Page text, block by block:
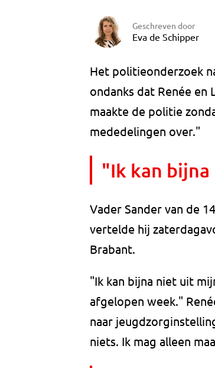
Geschreven door
Eva de Schipper
Het politieonderzoek
ondanks dat Renée
maakte de politie
mededelingen over."
"Ik kan
Vader Sander van de
vertelde hij
Brabant.
"Ik kan bijna niet uit
afgelopen week."
naar
niets. Ik mag alleen